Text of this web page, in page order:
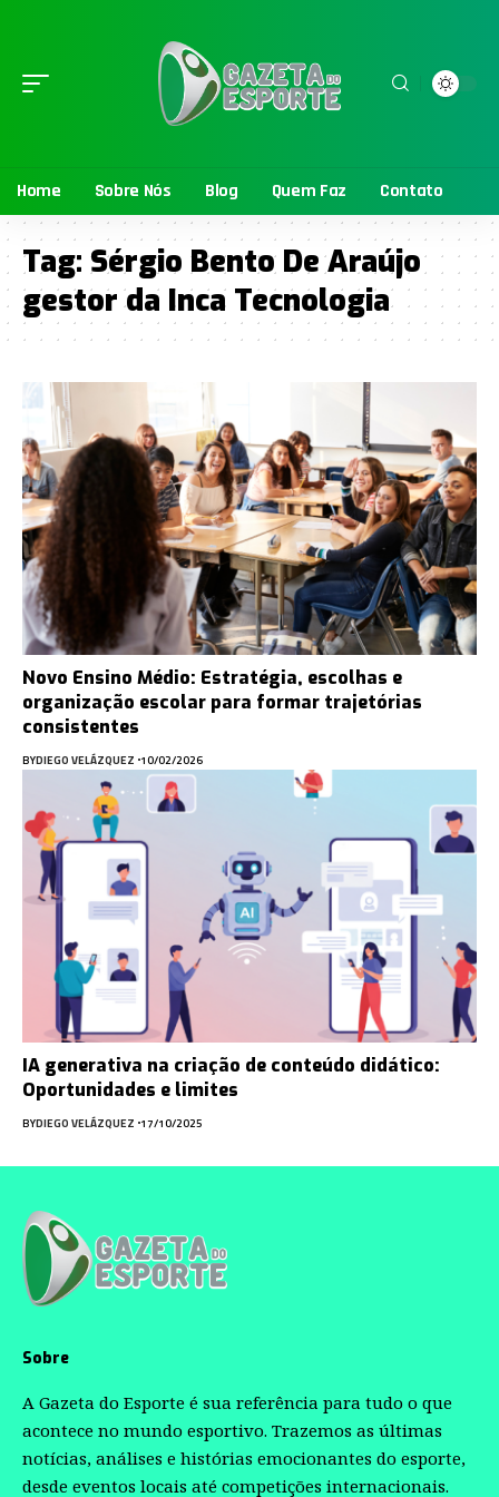
Home Sobre Nós Blog Quem Faz Contato
Tag: Sérgio Bento De Araújo
gestor da Inca Tecnologia
Novo Ensino Médio: Estratégia, escolhas e
organização escolar para formar trajetórias
consistentes
BYDIEGO VELÁZQUEZ 10/02/2026
IA generativa na criação de conteúdo didático:
Oportunidades e limites
BYDIEGO VELÁZQUEZ 17/10/2025
Sobre
A Gazeta do Esporte é sua referência para tudo o que
acontece no mundo esportivo. Trazemos as últimas
notícias, análises e histórias emocionantes do esporte,
desde eventos locais até competições internacionais.